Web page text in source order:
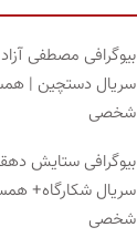
بیوگرافی مصطفی
سریال دستچین |
شخصی
بیوگرافی ستایش
سریال شکارگاه+
شخصی